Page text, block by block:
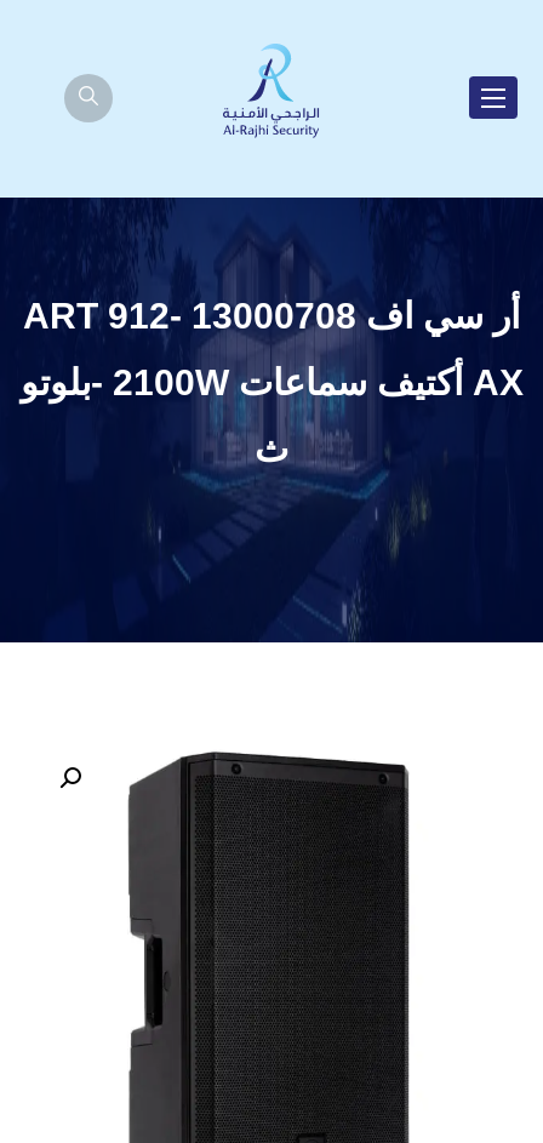
أر سي اف 13000708 ART 912-
AX أكتيف سماعات 2100W -بلوتو
ث